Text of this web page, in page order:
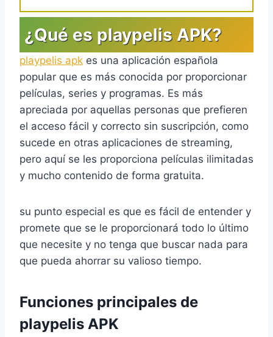
¿Qué es playpelis APK?
playpelis apk es una aplicación española
popular que es más conocida por proporcionar
películas, series y programas. Es más
apreciada por aquellas personas que prefieren
el acceso fácil y correcto sin suscripción, como
sucede en otras aplicaciones de streaming,
pero aquí se les proporciona películas ilimitadas
y mucho contenido de forma gratuita.
su punto especial es que es fácil de entender y
promete que se le proporcionará todo lo último
que necesite y no tenga que buscar nada para
que pueda ahorrar su valioso tiempo.
Funciones principales de
playpelis APK